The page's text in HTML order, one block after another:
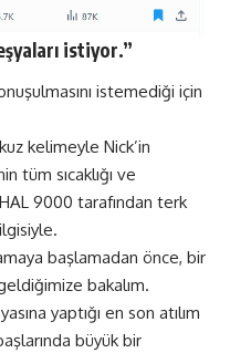
istiyor.”
istemediği için
kelimeyle Nick’in
tüm sıcaklığı ve
9000 tarafından terk
başlamadan önce, bir
bakalım.
yaptığı en son atılım
büyük bir